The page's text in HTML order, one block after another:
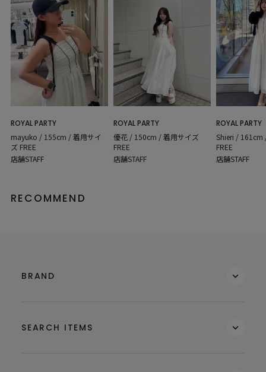
ROYAL PARTY
mayuko / 155cm / 着用サイ
ズ FREE
店舗STAFF
ROYAL PARTY
優花 / 150cm / 着用サイズ
FREE
店舗STAFF
ROYAL PARTY
Shieri / 161cm
FREE
店舗STAFF
RECOMMEND
BRAND
SEARCH ITEMS